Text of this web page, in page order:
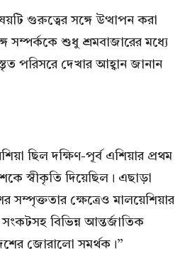
গুরুত্বের সঙ্গে উত্থাপন করা
সম্পর্ককে শুধু শ্রমবাজারের মধ্যে
পরিসরে দেখার আহ্বান জানান
ছিল দক্ষিণ-পূর্ব এশিয়ার প্রথম
স্বীকৃতি দিয়েছিল। এছাড়া
সম্পৃক্ততার ক্ষেত্রেও মালয়েশিয়ার
বিভিন্ন আন্তর্জাতিক
জোরালো সমর্থক।”